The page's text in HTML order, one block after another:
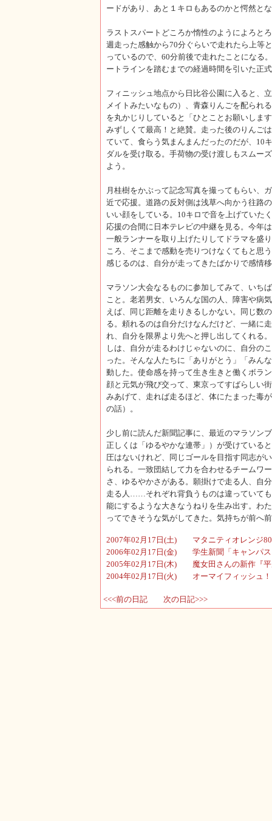
ードがあり、あと１キロもあるのかと愕然と
ラストスパートどころか惰性のようによろと
週走った感触から70分ぐらいで走れたら上等
っているので、60分前後で走れたことになる
ートラインを踏むまでの経過時間を引いた正
フィニッシュ地点から日比谷公園に入ると、
メイトみたいなもの）、青森りんごを配られ
を丸かじりしていると「ひとことお願いしま
みずしくて最高！と絶賛。走った後のりんご
ていて、食らう気まんまんだったのだが、10
ダルを受け取る。手荷物の受け渡しもスムー
よう。
月桂樹をかぶって記念写真を撮ってもらい、
近で応援。道路の反対側は浅草へ向かう往路
いい顔をしている。10キロで音を上げていた
応援の合間に日本テレビの中継を見る。今年
一般ランナーを取り上げたりしてドラマを盛
ころ、そこまで感動を売りつけなくてもと思
感じるのは、自分が走ってきたばかりで感情
マラソン大会なるものに参加してみて、いち
こと。老若男女、いろんな国の人、障害や病
えば、同じ距離を走りきるしかない。同じ数
る。頼れるのは自分だけなんだけど、一緒に
れ、自分を限界より先へと押し出してくれる
しは、自分が走るわけじゃないのに、自分の
った。そんな人たちに「ありがとう」「みん
動した。使命感を持って生き生きと働くボラ
顔と元気が飛び交って、東京ってすばらしい
みあげて、走れば走るほど、体にたまった毒
の話）。
少し前に読んだ新聞記事に、最近のマラソン
正しくは「ゆるやかな連帯」）が受けている
圧はないけれど、同じゴールを目指す同志が
られる。一致団結して力を合わせるチームワ
さ、ゆるやかさがある。願掛けで走る人、自
走る人……それぞれ背負うものは違っていて
能にするような大きなうねりを生み出す。わ
ってできそうな気がしてきた。気持ちが前へ
2007年02月17日(土) マタニティオレンジ
2006年02月17日(金) 学生新聞「キャンパス
2005年02月17日(木) 魔女田さんの新作『平
2004年02月17日(火) オーマイフィッシュ！
<<<前の日記 次の日記>>>